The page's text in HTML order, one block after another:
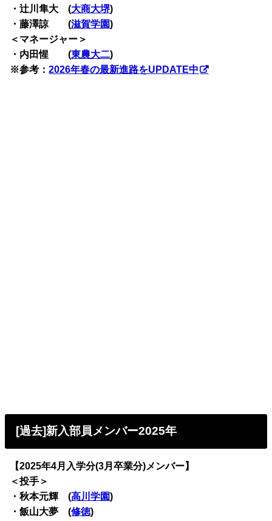
・辻川隼大 (大商大堺)
・藤澤諒 (滋賀学園)
＜マネージャー＞
・内田惺 (東農大二)
※参考：2026年春の最新進路をUPDATE中
[過去]新入部員メンバー2025年
【2025年4月入学分(3月卒業分)メンバー】
＜投手＞
・秋本元輝 (高川学園)
・飯山大夢 (修徳)